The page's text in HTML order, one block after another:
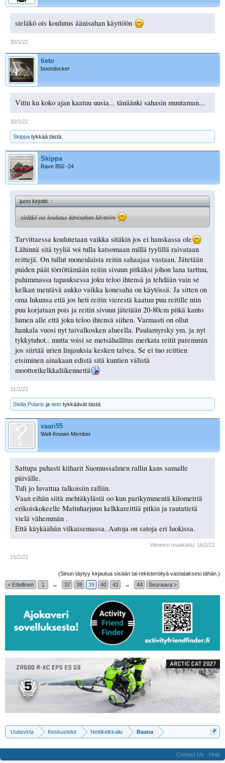
sieläkö ois koulutus äänisahan käyttöön
30/1/22
tieto
boondocker
Vittu ku koko ajan kaatuu uusia... tänäänki sahasin muutaman...
30/1/22
Skippa tykkää tästä.
Skippa
Rave 850 -24
juoni kirjoitti:↑
sieläkö ois koulutus äänisahan käyttöön
Tarvittaessa koulutetaan vaikka sitäkin jos ei hanskassa ole
Lähinnä sitä tyyliä voi tulla katsomaan millä tyylillä raivataan
reittejä. On tullut monenlaista reitin sahaajaa vastaan. Jätetään
puiden päät törröttämään reitin sivuun pitkäksi johon lana tarttuu,
pahimmassa tapauksessa joku teloo ihtensä ja tehdään vain se
kelkan mentävä aukko vaikka konesaha on käytössä. Ja sitten on
oma lukunsa että jos heti reitin vierestä kaatuu puu reitille niin
puu korjataan pois ja reitin sivuun jätetään 20-80cm pitkä kanto
lumen alle että joku teloo ihtensä siihen. Varmasti on ollut
hankala vuosi nyt taivalkosken alueella. Paulamyrsky ym. ja nyt
tykkytuhot.. mutta voisi se metsähallitus merkata reitit paremmin
jos siirtää urien linjauksia kesken talvea. Se ei tuo reittien
etsiminen ainakaan edistä sitä kuntien välistä
moottorikelkkaliikennettä
31/1/22
Stella Polaris ja tieto tykkäävät tästä.
vaari55
Well-Known Member
Sattupa pahasti kiiharit Suomussalmen rallin kans samalle
päivälle.
Tuli jo luvattua talkoisiin ralliin.
Vaan eihän siitä mehtäkylästä oo kun parikymmentä kilometriä
erikoiskokeelle Matinharjuun kelkkareittiä pitkin ja rautatietä
vielä vähemmän .
Että käykäähän vilkaisemassa. Autoja on satoja eri luokissa.
Viimeksi muokattu: 16/2/22
15/2/22
(Sinun täytyy kirjautua sisään tai rekisteröityä vastataksesi tähän.)
< Edellinen
1 ← 37 38 39 40 41 → 44 Seuraava >
Uutisvirta Keskustelut Nettikelkkailu Baana
Contact Us Help